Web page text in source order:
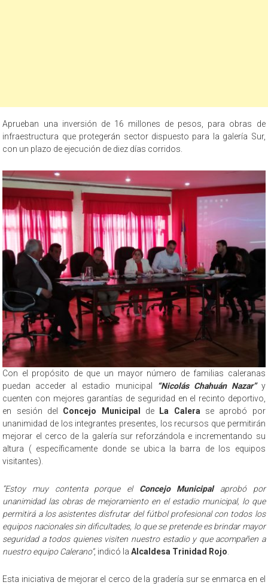
Aprueban una inversión de 16 millones de pesos, para obras de
infraestructura que protegerán sector dispuesto para la galería Sur,
con un plazo de ejecución de diez días corridos.
Con el propósito de que un mayor número de familias caleranas
puedan acceder al estadio municipal
“Nicolás Chahuán Nazar”y
cuenten con mejores garantías de seguridad en el recinto deportivo,
en sesión del Concejo Municipal de La Calerase aprobó por
unanimidad de los integrantes presentes, los recursos que permitirán
mejorar el cerco de la galería sur reforzándola e incrementando su
altura ( específicamente donde se ubica la barra de los equipos
visitantes).
“Estoy muy contenta porque el Concejo Municipalaprobó por
unanimidad las obras de mejoramiento en el estadio municipal, lo que
permitirá a los asistentes disfrutar del fútbol profesional con todos los
equipos nacionales sin dificultades, lo que se pretende es brindar mayor
seguridad a todos quienes visiten nuestro estadio y que acompañen a
nuestro equipo Calerano”, indicó laAlcaldesa Trinidad Rojo.
Esta iniciativa de mejorar el cerco de la gradería sur se enmarca en el